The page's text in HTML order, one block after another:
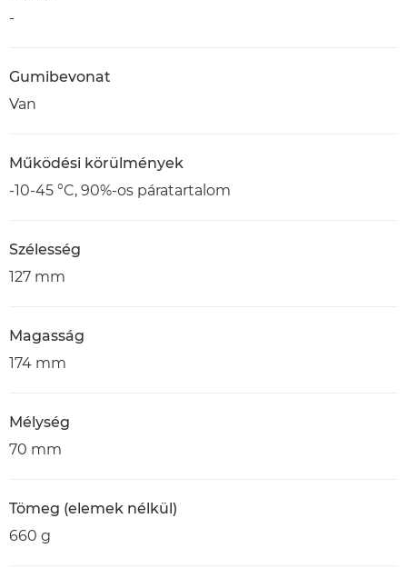
-
Gumibevonat
Van
Működési körülmények
-10-45 °C, 90%-os páratartalom
Szélesség
127 mm
Magasság
174 mm
Mélység
70 mm
Tömeg (elemek nélkül)
660 g